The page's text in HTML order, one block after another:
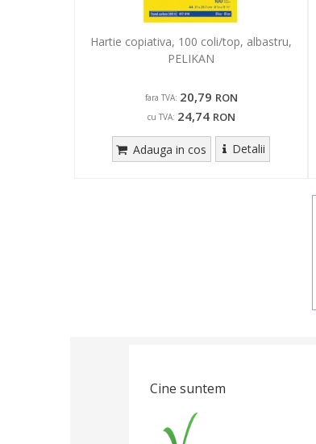
Hartie copiativa, 100 coli/top, albastru,
PELIKAN
fara TVA: 20,79 RON
cu TVA: 24,74 RON
Adauga in cos Detalii
Cine suntem